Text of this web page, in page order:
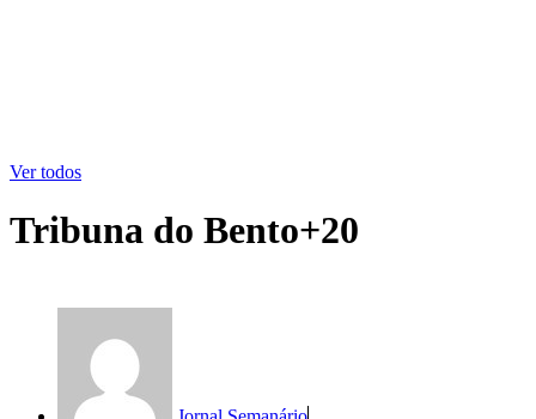
Ver todos
Tribuna do Bento+20